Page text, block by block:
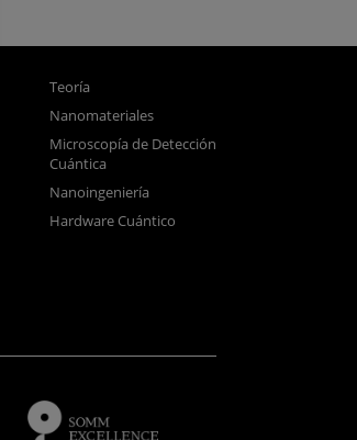
Teoría
Nanomateriales
Microscopía de Detección
Cuántica
Nanoingeniería
Hardware Cuántico